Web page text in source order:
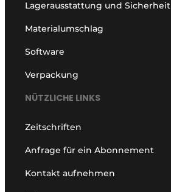
Lagerausstattung und Sicherheit
Materialumschlag
Software
Verpackung
NÜTZLICHE LINKS
Zeitschriften
Anfrage für ein Abonnement
Kontakt aufnehmen